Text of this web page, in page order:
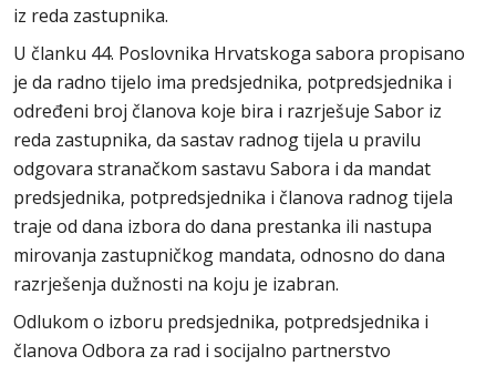
iz reda zastupnika.
U članku 44. Poslovnika Hrvatskoga sabora propisano
je da radno tijelo ima predsjednika, potpredsjednika i
određeni broj članova koje bira i razrješuje Sabor iz
reda zastupnika, da sastav radnog tijela u pravilu
odgovara stranačkom sastavu Sabora i da mandat
predsjednika, potpredsjednika i članova radnog tijela
traje od dana izbora do dana prestanka ili nastupa
mirovanja zastupničkog mandata, odnosno do dana
razrješenja dužnosti na koju je izabran.
Odlukom o izboru predsjednika, potpredsjednika i
članova Odbora za rad i socijalno partnerstvo